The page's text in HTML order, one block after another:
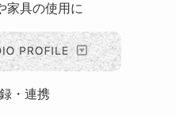
家具の使用に
・連携